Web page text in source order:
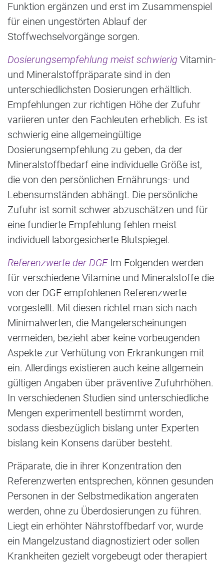
Funktion ergänzen und erst im Zusammenspiel
für einen ungestörten Ablauf der
Stoffwechselvorgänge sorgen.
Dosierungsempfehlung meist schwierig Vitamin-
und Mineralstoffpräparate sind in den
unterschiedlichsten Dosierungen erhältlich.
Empfehlungen zur richtigen Höhe der Zufuhr
variieren unter den Fachleuten erheblich. Es ist
schwierig eine allgemeingültige
Dosierungsempfehlung zu geben, da der
Mineralstoffbedarf eine individuelle Größe ist,
die von den persönlichen Ernährungs- und
Lebensumständen abhängt. Die persönliche
Zufuhr ist somit schwer abzuschätzen und für
eine fundierte Empfehlung fehlen meist
individuell laborgesicherte Blutspiegel.
Referenzwerte der DGEIm Folgenden werden
für verschiedene Vitamine und Mineralstoffe die
von der DGE empfohlenen Referenzwerte
vorgestellt. Mit diesen richtet man sich nach
Minimalwerten, die Mangelerscheinungen
vermeiden, bezieht aber keine vorbeugenden
Aspekte zur Verhütung von Erkrankungen mit
ein. Allerdings existieren auch keine allgemein
gültigen Angaben über präventive Zufuhrhöhen.
In verschiedenen Studien sind unterschiedliche
Mengen experimentell bestimmt worden,
sodass diesbezüglich bislang unter Experten
bislang kein Konsens darüber besteht.
Präparate, die in ihrer Konzentration den
Referenzwerten entsprechen, können gesunden
Personen in der Selbstmedikation angeraten
werden, ohne zu Überdosierungen zu führen.
Liegt ein erhöhter Nährstoffbedarf vor, wurde
ein Mangelzustand diagnostiziert oder sollen
Krankheiten gezielt vorgebeugt oder therapiert